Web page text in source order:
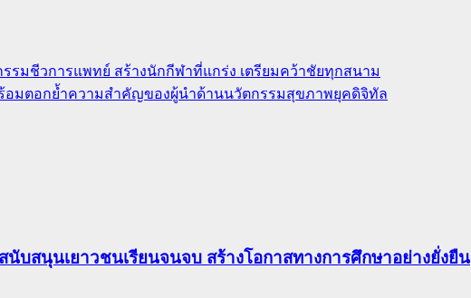
รมชีวการแพทย์ สร้างนักกีฬาที่แกร่ง เตรียมคว้าชัยทุกสนาม
มตอกย้ำความสำคัญของผู้นำด้านนวัตกรรมสุขภาพยุคดิจิทัล
สนุนเยาวชนเรียนจนจบ สร้างโอกาสทางการศึกษาอย่างยั่งยืน